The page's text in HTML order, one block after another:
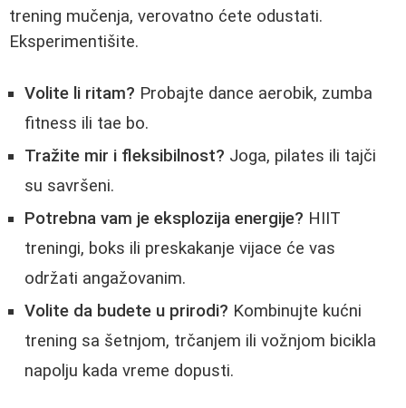
trening mučenja, verovatno ćete odustati.
Eksperimentišite.
Volite li ritam? Probajte dance aerobik, zumba
fitness ili tae bo.
Tražite mir i fleksibilnost? Joga, pilates ili tajči
su savršeni.
Potrebna vam je eksplozija energije? HIIT
treningi, boks ili preskakanje vijace će vas
održati angažovanim.
Volite da budete u prirodi? Kombinujte kućni
trening sa šetnjom, trčanjem ili vožnjom bicikla
napolju kada vreme dopusti.